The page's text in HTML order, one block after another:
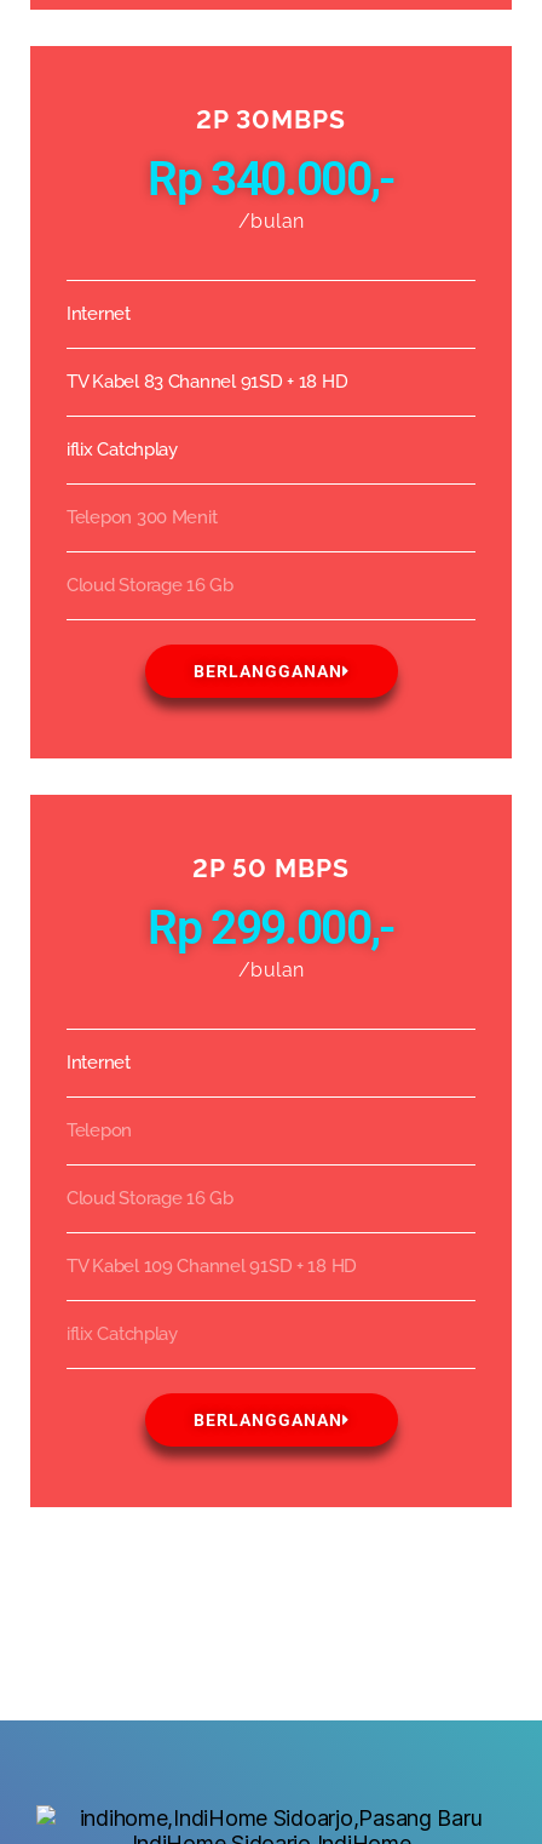
2P 30MBPS
Rp 340.000,-
/bulan
Internet
TV Kabel 83 Channel 91SD + 18 HD
iflix Catchplay
Telepon 300 Menit
Cloud Storage 16 Gb
BERLANGGANAN
2P 50 MBPS
Rp 299.000,-
/bulan
Internet
Telepon
Cloud Storage 16 Gb
TV Kabel 109 Channel 91SD + 18 HD
iflix Catchplay
BERLANGGANAN